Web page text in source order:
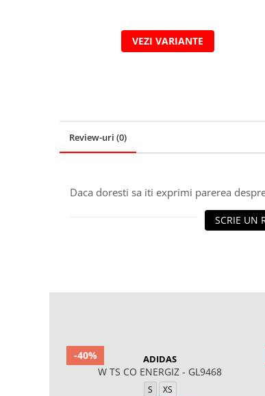
VEZI VARIANTE
Review-uri (0)
Daca doresti sa iti exprimi parerea
SCRIE UN
-40% ADIDAS
W TS CO ENERGIZ - GL9468
S XS